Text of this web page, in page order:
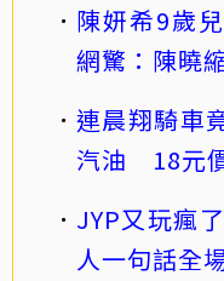
陳妍希9歲
網驚：陳曉
連晨翔騎車
汽油 18元
JYP又玩瘋
人一句話全